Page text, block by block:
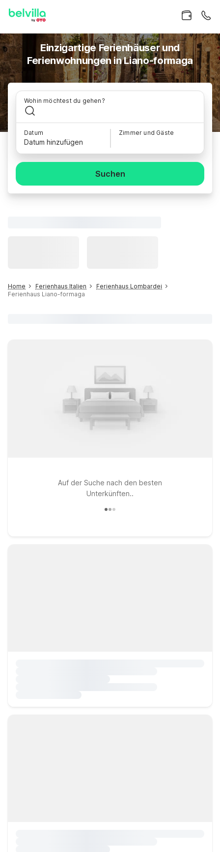
Einzigartige Ferienhäuser und
Ferienwohnungen in Liano-formaga
Wohin möchtest du gehen?
Datum
Datum hinzufügen
Zimmer und Gäste
Suchen
Home Ferienhaus Italien
Ferienhaus Lombardei
Ferienhaus Liano-formaga
Auf der Suche nach den besten
Unterkünften..